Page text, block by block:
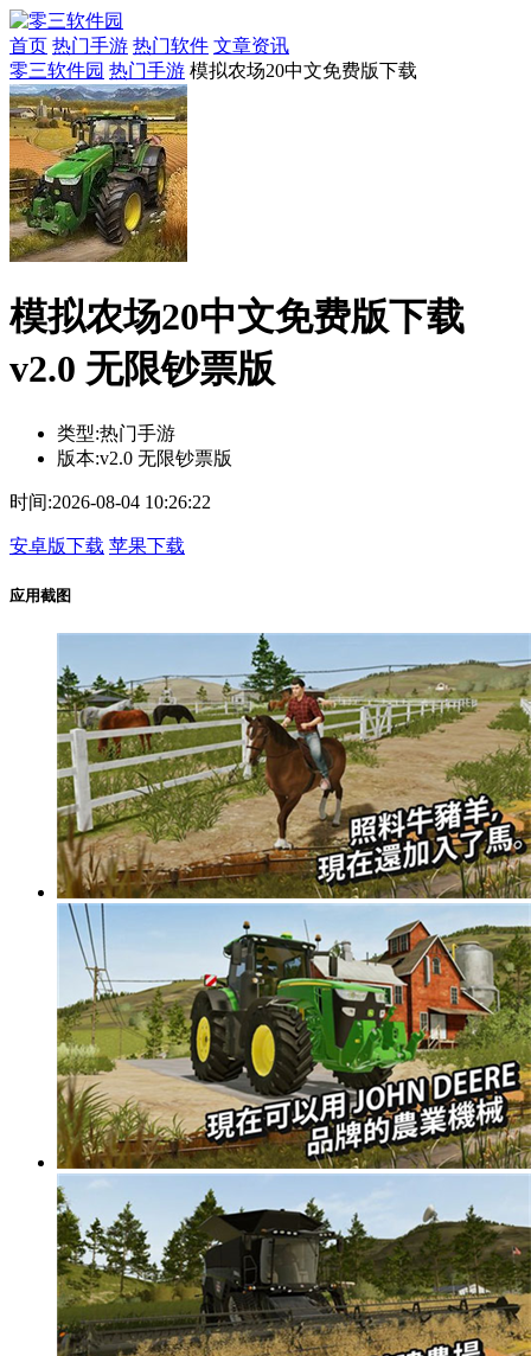
首页 热门手游 热门软件 文章资讯
零三软件园 热门手游 模拟农场20中文免费版下载
模拟农场20中文免费版下载
v2.0 无限钞票版
类型:热门手游
版本:v2.0 无限钞票版
时间:2026-08-04 10:26:22
安卓版下载 苹果下载
应用截图